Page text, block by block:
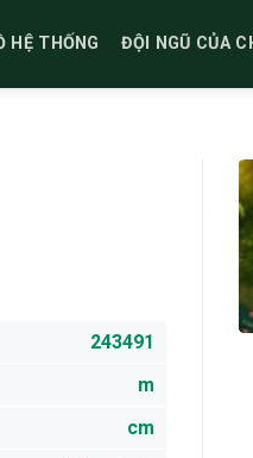
HỆ THỐNG ĐỘI NGŨ CỦA
243491
m
cm